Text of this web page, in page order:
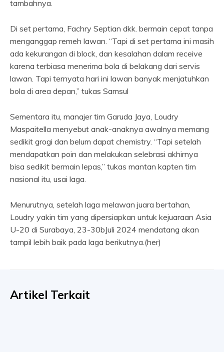
tambahnya.
Di set pertama, Fachry Septian dkk. bermain cepat tanpa
menganggap remeh lawan. “Tapi di set pertama ini masih
ada kekurangan di block, dan kesalahan dalam receive
karena terbiasa menerima bola di belakang dari servis
lawan. Tapi ternyata hari ini lawan banyak menjatuhkan
bola di area depan,” tukas Samsul
Sementara itu, manajer tim Garuda Jaya, Loudry
Maspaitella menyebut anak-anaknya awalnya memang
sedikit grogi dan belum dapat chemistry. “Tapi setelah
mendapatkan poin dan melakukan selebrasi akhirnya
bisa sedikit bermain lepas,” tukas mantan kapten tim
nasional itu, usai laga.
Menurutnya, setelah laga melawan juara bertahan,
Loudry yakin tim yang dipersiapkan untuk kejuaraan Asia
U-20 di Surabaya, 23-30bJuli 2024 mendatang akan
tampil lebih baik pada laga berikutnya.(her)
Artikel Terkait